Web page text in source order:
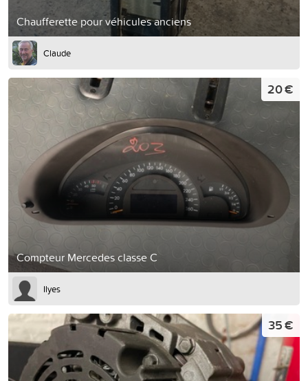
Chaufferette pour véhicules anciens
Claude
Compteur Mercedes classe C
20 €
Ilyes
35 €